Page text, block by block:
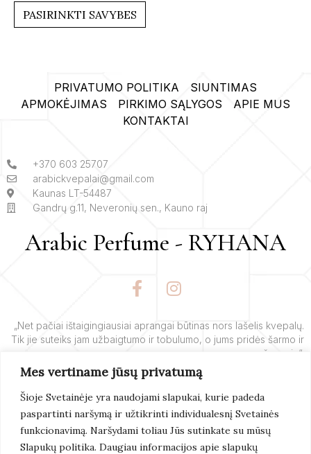
Mes vertiname jūsų privatumą
Šioje Svetainėje yra naudojami slapukai, kurie padeda
paspartinti naršymą ir užtikrinti individualesnį Svetainės
funkcionavimą. Naršydami toliau Jūs sutinkate su mūsų
Slapukų politika. Daugiau informacijos apie slapukų
PASIRINKTI SAVYBES
PRIVATUMO POLITIKA
SIUNTIMAS
APMOKĖJIMAS
PIRKIMO SĄLYGOS
APIE MUS
KONTAKTAI
+370 603 25707
arabickvepalai@gmail.com
Kaunas LT-54487
Gandrų g.11, Neveronių sen., Kauno raj
Arabic Perfume - RYHANA
F
a
e
b
o
k
-
f
I
n
t
a
g
r
a
m
„Net pačiai ištaigingiausiai aprangai būtinas nors lašelis kvepalų.
Tik jie suteiks jam užbaigtumo ir tobulumo, o jums pridės šarmo ir
žavesio“.
SkaitytiDaugiau